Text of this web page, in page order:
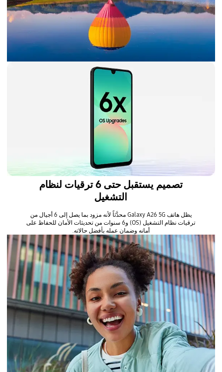
تصميم يستقبل حتى 6 ترقيات لنظام
التشغيل
يظل هاتف Galaxy A26 5G محدَّثاً لأنه مزود بما يصل إلى 6 أجيال من
ترقيات نظام التشغيل (OS) و6 سنوات من تحديثات الأمان للحفاظ على
أمانه وضمان عمله بأفضل حالاته.